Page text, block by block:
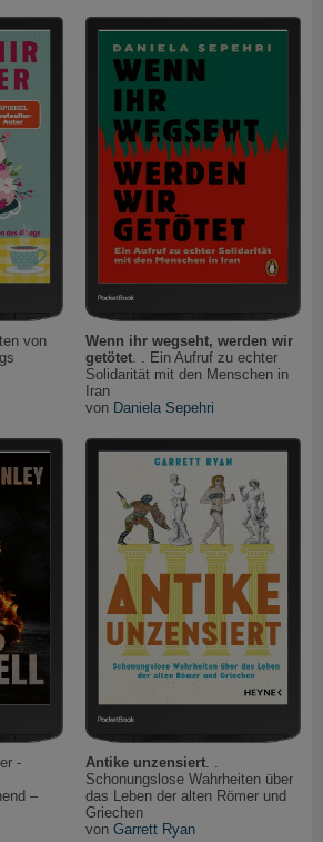
von
Wenn ihr wegseht, werden wir
getötet. . Ein Aufruf zu echter
Solidarität mit den Menschen in
Iran
von Daniela Sepehri
-
–
Antike unzensiert. .
Schonungslose Wahrheiten über
das Leben der alten Römer und
Griechen
von Garrett Ryan